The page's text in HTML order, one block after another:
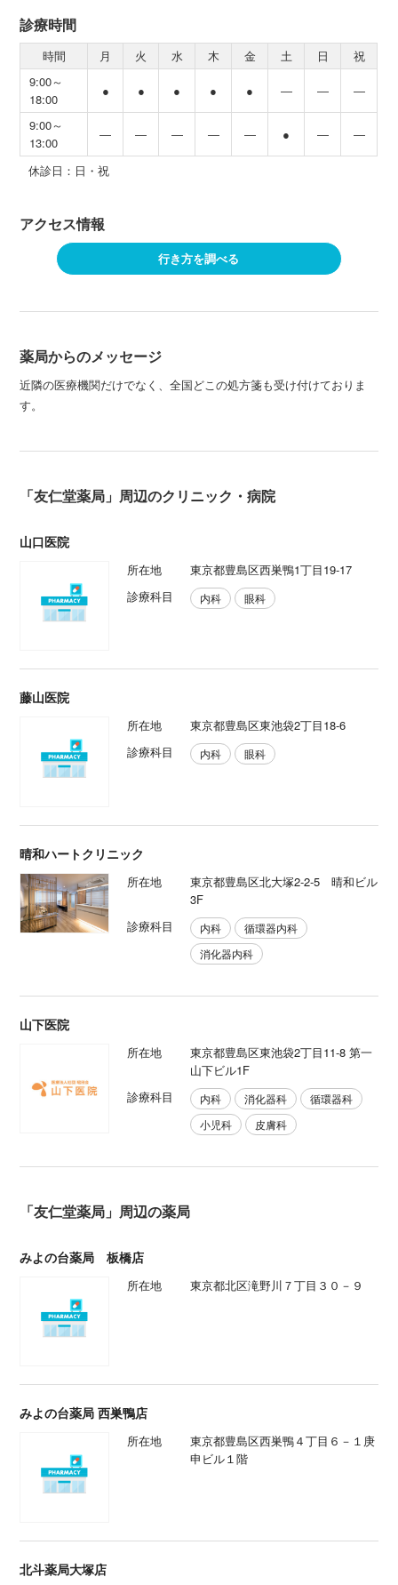
診療時間
時間 月 火 水 木 金 土 日
祝
9:00～
18:00
● ● ● ● ● ― ― ―
9:00～
13:00
― ― ― ― ― ● ― ―
休診日：日・祝
アクセス情報
行き方を調べる
薬局からのメッセージ
近隣の医療機関だけでなく、全国どこの処方箋も受け付けておりま
す。
「友仁堂薬局」周辺のクリニック・病院
山口医院
所在地
東京都豊島区西巣鴨1丁目19-17
診療科目
内科 眼科
藤山医院
所在地
東京都豊島区東池袋2丁目18-6
診療科目
内科 眼科
晴和ハートクリニック
所在地
東京都豊島区北大塚2-2-5 晴和ビル
3F
診療科目
内科
循環器内科
消化器内科
山下医院
所在地
東京都豊島区東池袋2丁目11-8 第一
山下ビル1F
診療科目
内科 消化器科
循環器科
小児科
皮膚科
「友仁堂薬局」周辺の薬局
みよの台薬局 板橋店
所在地 東京都北区滝野川７丁目３０－９
みよの台薬局 西巣鴨店
所在地
東京都豊島区西巣鴨４丁目６－１庚
申ビル１階
北斗薬局大塚店